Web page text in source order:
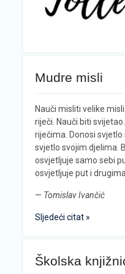
Mudre misli
Nauči misliti velike
riječi. Nauči biti
riječima. Donosi
svjetlo svojim djelima.
osvjetljuje samo sebi
osvjetljuje put i drugima.
— Tomislav Ivančić
Sljedeći citat »
Školska